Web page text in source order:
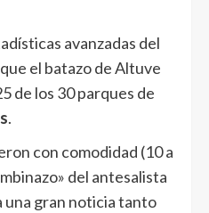
avanzadas del
el batazo de Altuve
de los 30 parques de
.
con comodidad (10 a
del antesalista
gran noticia tanto